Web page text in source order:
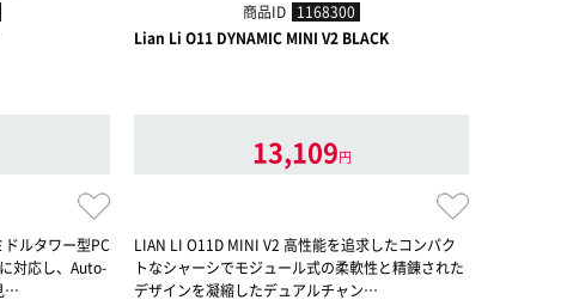
ルタワー型PC
対応し、Auto-
…
商品ID 1168300
Lian Li O11 DYNAMIC MINI V2 BLACK
13,109円
LIAN LI O11D MINI V2 高性能を追求したコンパク
トなシャーシでモジュール式の柔軟性と精錬された
デザインを凝縮したデュアルチャン…